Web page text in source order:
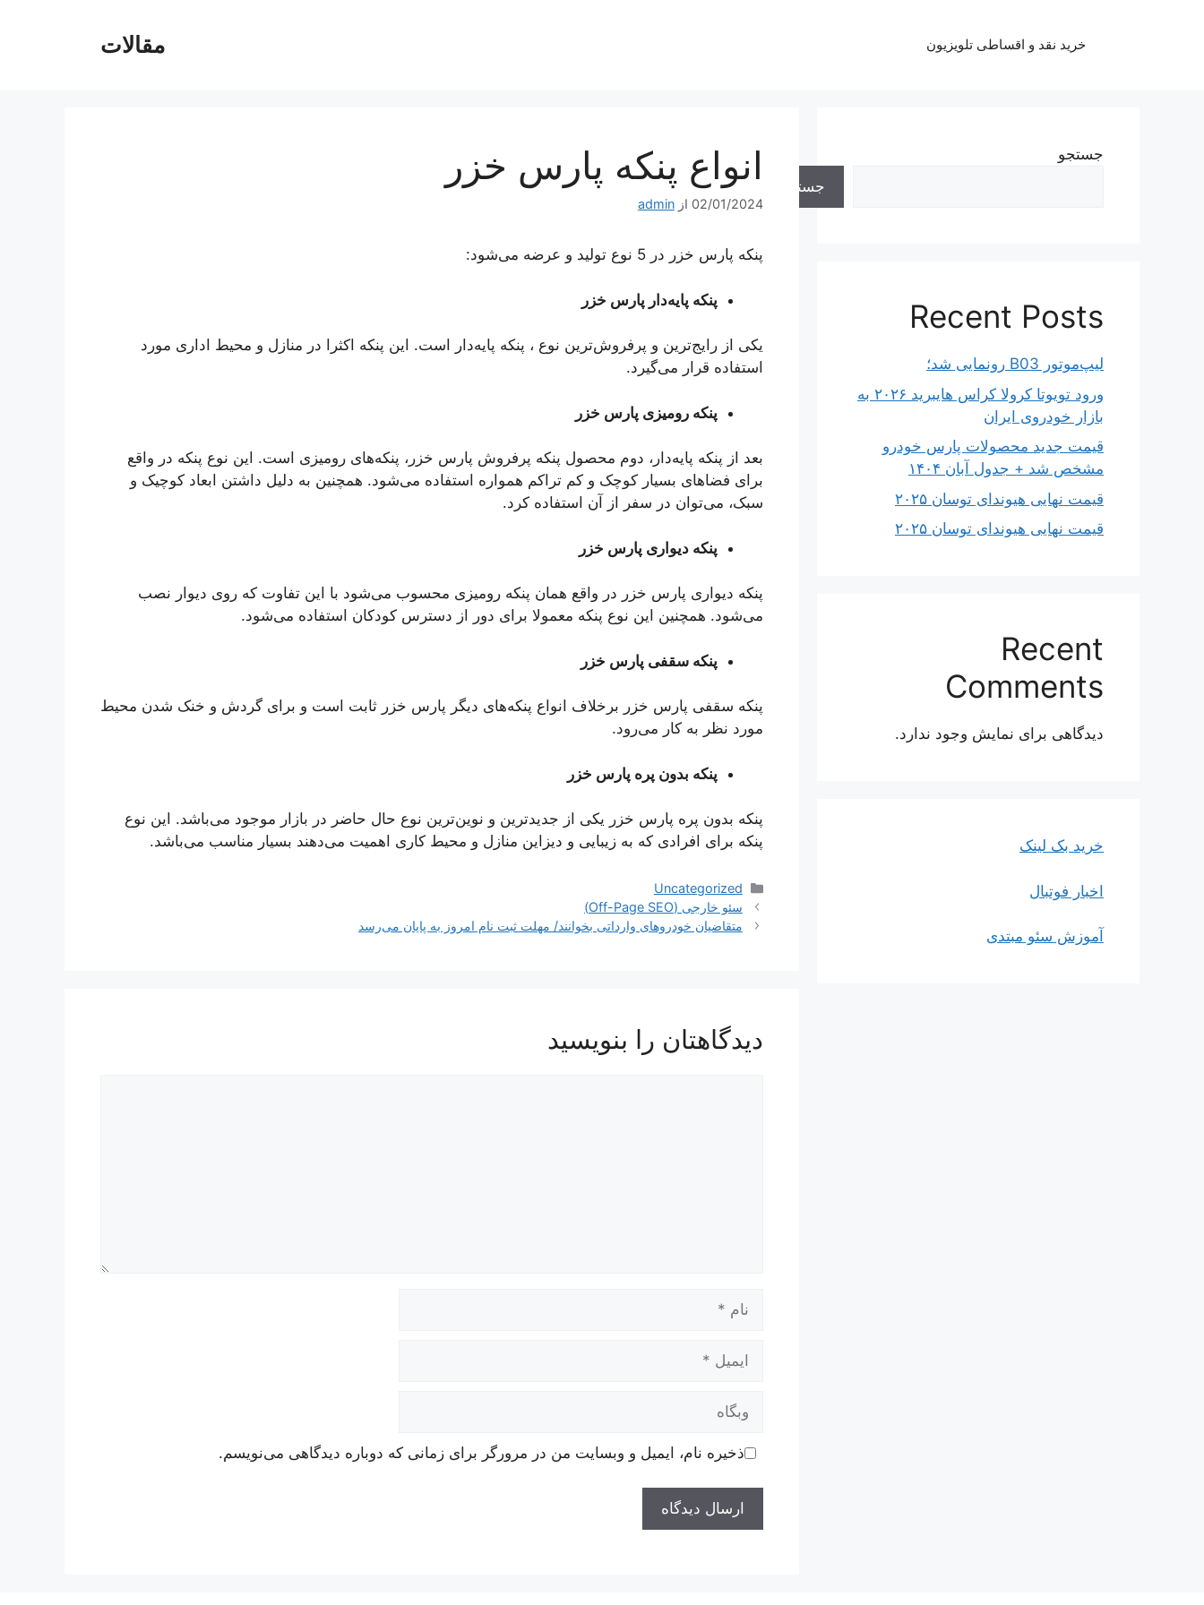
مقالات خرید نقد و اقساطی تلویزیون
انواع پنکه پارس خزر
02/01/2024 از admin
پنکه پارس خزر در 5 نوع تولید و عرضه می‌شود:
پنکه پایه‌دار پارس خزر
یکی از رایج‌ترین و پرفروش‌ترین نوع ، پنکه پایه‌دار است. این پنکه اکثرا در منازل و محیط اداری مورد
استفاده قرار می‌گیرد.
پنکه رومیزی پارس خزر
بعد از پنکه پایه‌دار، دوم محصول پنکه پرفروش پارس خزر، پنکه‌های رومیزی است. این نوع پنکه در واقع
برای فضاهای بسیار کوچک و کم تراکم همواره استفاده می‌شود. همچنین به دلیل داشتن ابعاد کوچیک و
سبک، می‌توان در سفر از آن استفاده کرد.
پنکه دیواری پارس خزر
پنکه دیواری پارس خزر در واقع همان پنکه رومیزی محسوب می‌شود با این تفاوت که روی دیوار نصب
می‌شود. همچنین این نوع پنکه معمولا برای دور از دسترس کودکان استفاده می‌شود.
پنکه سقفی پارس خزر
پنکه سقفی پارس خزر برخلاف انواع پنکه‌های دیگر پارس خزر ثابت است و برای گردش و خنک شدن محیط
مورد نظر به کار می‌رود.
پنکه بدون پره پارس خزر
پنکه بدون پره پارس خزر یکی از جدیدترین و نوین‌ترین نوع حال حاضر در بازار موجود می‌باشد. این نوع
پنکه برای افرادی که به زیبایی و دیزاین منازل و محیط کاری اهمیت می‌دهند بسیار مناسب می‌باشد.
دسته‌ها
Uncategorized
ناوبری
نوشته‌ها
سئو خارجی (Off-Page SEO)
متقاضیان خودروهای وارداتی بخوانند/ مهلت ثبت نام امروز به پایان می‌رسد
دیدگاهتان را بنویسید
ایمیل
وبگاه
ذخیره نام، ایمیل و وبسایت من در مرورگر برای زمانی که دوباره دیدگاهی می‌نویسم.
جستجو
جستجو
Recent Posts
لیپ‌موتور B03 رونمایی شد؛
ورود تویوتا کرولا کراس هایبرید ۲۰۲۶ به
بازار خودروی ایران
قیمت جدید محصولات پارس خودرو
مشخص شد + جدول آبان ۱۴۰۴
قیمت نهایی هیوندای توسان ۲۰۲۵
قیمت نهایی هیوندای توسان ۲۰۲۵
Recent
Comments
دیدگاهی برای نمایش وجود ندارد.
خرید بک لینک
اخبار فوتبال
آموزش سئو مبتدی